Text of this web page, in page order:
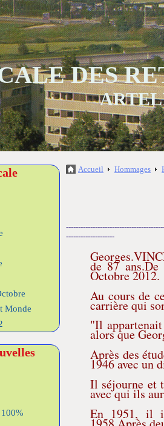
DES
Monde
Accueil Hommages
--------------------
de 87
Octobre 2012.
Au cours de
carrière qui
"Il
alors que
Après des
1946 avec un
Il séjourne et
avec qui ils
En 1951, il